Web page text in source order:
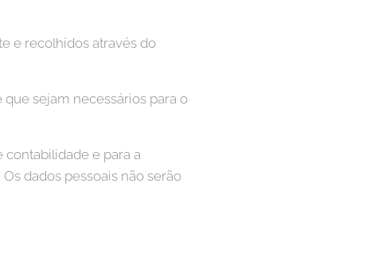
e recolhidos através do
sejam necessários para o
contabilidade e para a
dados pessoais não serão